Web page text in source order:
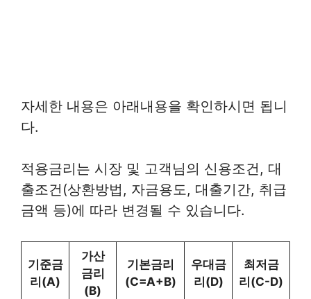
자세한 내용은 아래내용을 확인하시면 됩니
다.
적용금리는 시장 및 고객님의 신용조건, 대
출조건(상환방법, 자금용도, 대출기간, 취급
금액 등)에 따라 변경될 수 있습니다.
기준금
리(A)
가산
금리
(B)
기본금리
(C=A+B)
우대금
리(D)
최저금
리(C-D)